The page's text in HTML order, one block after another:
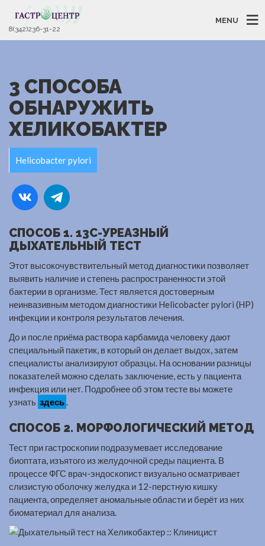
8(342)236-31-22
MENU
3 СПОСОБА
ОБНАРУЖИТЬ
ХЕЛИКОБАКТЕР
Helicobacter pylori
СПОСОБ 1. 13С-УРЕАЗНЫЙ
ДЫХАТЕЛЬНЫЙ ТЕСТ
Этот высокочувствительный метод диагностики позволяет
выявить наличие и степень распространенности этой
бактерии в организме. Тест является достоверным
неинвазивным методом диагностики Helicobacter pylori (HP)
инфекции и контроля результатов лечения.
До и после приёма раствора карбамида человеку дают
специальный пакетик, в который он делает выдох, затем
специалисты анализируют образцы. На основании разницы
показателей можно сделать заключение, есть у пациента
инфекция или нет. Подробнее об этом тесте вы можете
узнать здесь.
СПОСОБ 2. МОРФОЛОГИЧЕСКИЙ МЕТОД
Тест при гастроскопии подразумевает исследование
биоптата, изъятого из желудочной среды пациента. В
процессе ФГС врач-эндоскопист визуально осматривает
слизистую оболочку желудка и 12-перстную кишку
пациента, определяет аномальные области и берёт из них
биоматериал для анализа.